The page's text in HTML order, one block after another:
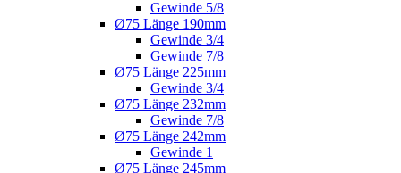
Gewinde 5/8
Ø75 Länge 190mm
Gewinde 3/4
Gewinde 7/8
Ø75 Länge 225mm
Gewinde 3/4
Ø75 Länge 232mm
Gewinde 7/8
Ø75 Länge 242mm
Gewinde 1
Ø75 Länge 245mm